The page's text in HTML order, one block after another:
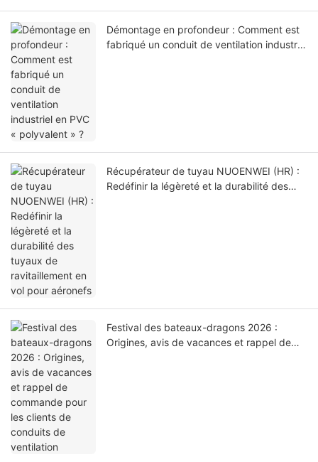
Démontage en profondeur : Comment est
fabriqué un conduit de ventilation industriel
Récupérateur de tuyau NUOENWEI (HR) :
Redéfinir la légèreté et la durabilité des
Festival des bateaux-dragons 2026 :
Origines, avis de vacances et rappel de